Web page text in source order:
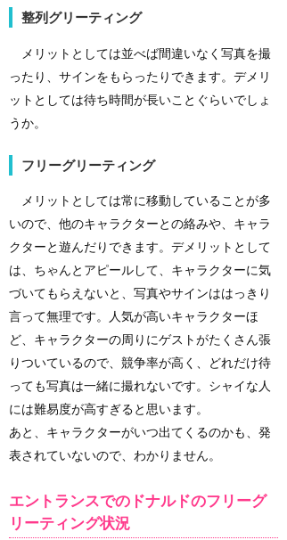
整列グリーティング
メリットとしては並べば間違いなく写真を撮
ったり、サインをもらったりできます。デメリ
ットとしては待ち時間が長いことぐらいでしょ
うか。
フリーグリーティング
メリットとしては常に移動していることが多
いので、他のキャラクターとの絡みや、キャラ
クターと遊んだりできます。デメリットとして
は、ちゃんとアピールして、キャラクターに気
づいてもらえないと、写真やサインははっきり
言って無理です。人気が高いキャラクターほ
ど、キャラクターの周りにゲストがたくさん張
りついているので、競争率が高く、どれだけ待
っても写真は一緒に撮れないです。シャイな人
には難易度が高すぎると思います。
あと、キャラクターがいつ出てくるのかも、発
表されていないので、わかりません。
エントランスでのドナルドのフリーグ
リーティング状況